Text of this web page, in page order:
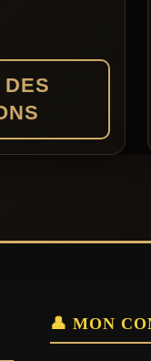
124,00 €
👤 MON